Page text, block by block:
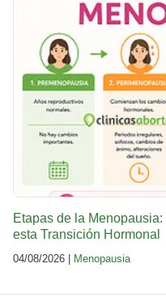
Etapas de la
esta Transición Hormonal
04/08/2026 | Menopausia